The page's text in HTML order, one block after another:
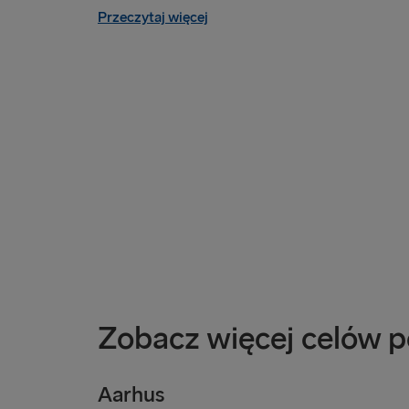
Przeczytaj więcej
Zobacz więcej celów
Aarhus